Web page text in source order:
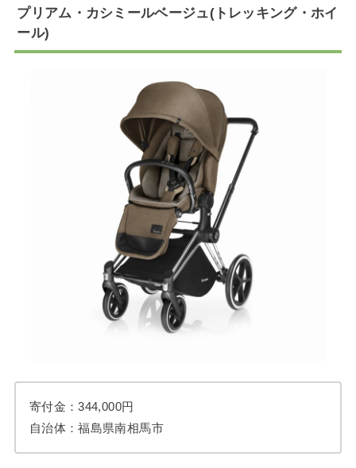
プリアム・カシミールベージュ(トレッキング・ホイ
ール)
寄付金：344,000円
自治体：福島県南相馬市